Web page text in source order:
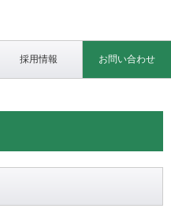
採用情報 お問い合わせ